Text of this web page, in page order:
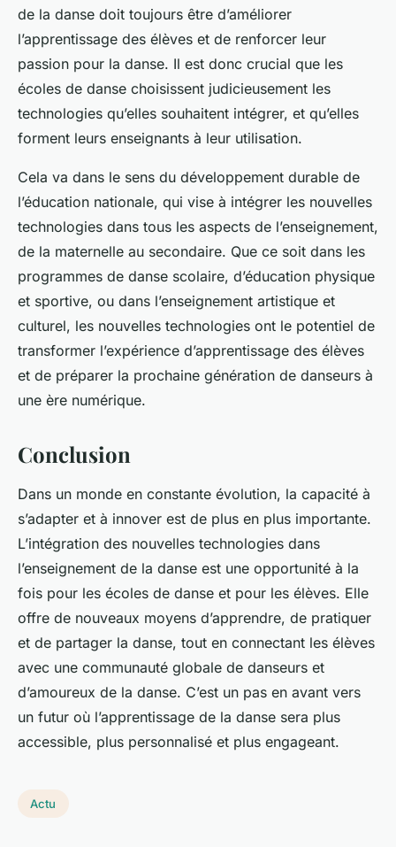
de la danse doit toujours être d’améliorer
l’apprentissage des élèves et de renforcer leur
passion pour la danse. Il est donc crucial que les
écoles de danse choisissent judicieusement les
technologies qu’elles souhaitent intégrer, et qu’elles
forment leurs enseignants à leur utilisation.
Cela va dans le sens du développement durable de
l’éducation nationale, qui vise à intégrer les nouvelles
technologies dans tous les aspects de l’enseignement,
de la maternelle au secondaire. Que ce soit dans les
programmes de danse scolaire, d’éducation physique
et sportive, ou dans l’enseignement artistique et
culturel, les nouvelles technologies ont le potentiel de
transformer l’expérience d’apprentissage des élèves
et de préparer la prochaine génération de danseurs à
une ère numérique.
Conclusion
Dans un monde en constante évolution, la capacité à
s’adapter et à innover est de plus en plus importante.
L’intégration des nouvelles technologies dans
l’enseignement de la danse est une opportunité à la
fois pour les écoles de danse et pour les élèves. Elle
offre de nouveaux moyens d’apprendre, de pratiquer
et de partager la danse, tout en connectant les élèves
avec une communauté globale de danseurs et
d’amoureux de la danse. C’est un pas en avant vers
un futur où l’apprentissage de la danse sera plus
accessible, plus personnalisé et plus engageant.
Actu